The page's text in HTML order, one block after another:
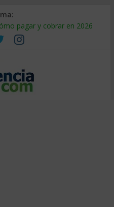
segmentarlo y venderle
pagar y cobrar en 2026
qué sale tan caro
suministro: qué hacer